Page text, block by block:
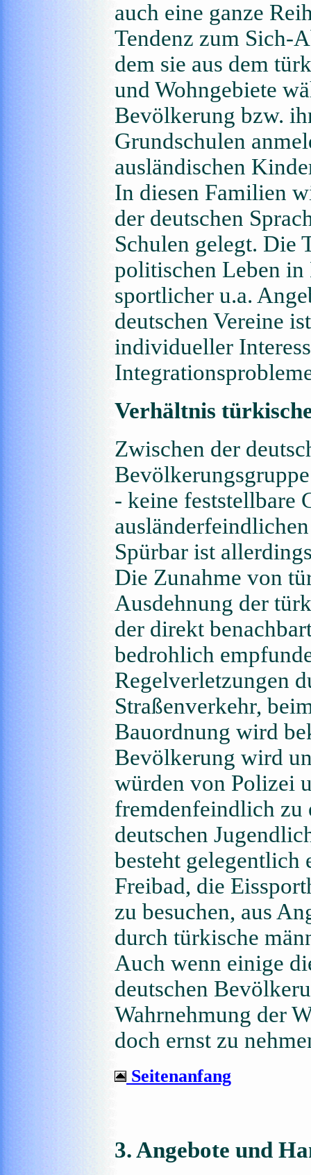
auch eine ganze
Tendenz zum Sich-
dem sie aus dem
und Wohngebiete
Bevölkerung bzw.
Grundschulen
ausländischen
In diesen Familien
der deutschen
Schulen gelegt. Die
politischen Leben
sportlicher u.a.
deutschen Vereine
individueller
Verhältnis
Zwischen der
- keine feststellbare
Spürbar ist
Die Zunahme von
Ausdehnung der
der direkt
bedrohlich
Regelverletzungen
Straßenverkehr,
Bauordnung wird
Bevölkerung wird
würden von Polizei
fremdenfeindlich zu
deutschen
besteht gelegentlich
Freibad, die
zu besuchen, aus
durch türkische
Auch wenn einige
deutschen
Wahrnehmung der
doch ernst zu
Seitenanfang
3. Angebote und